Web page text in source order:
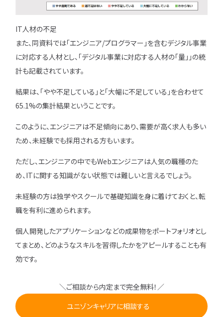
IT人材の不足
また、同資料では「エンジニア/プログラマー」を含むデジタル事業
に対応する人材とし、「デジタル事業に対応する人材の「量」」の統
計も記載されています。
結果は、「やや不足している」と「大幅に不足している」を合わせて
65.1%の集計結果ということです。
このように、エンジニアは不足傾向にあり、需要が高く求人も多い
ため、未経験でも採用される方もいます。
ただし、エンジニアの中でもWebエンジニアは人気の職種のた
め、ITに関する知識がない状態では難しいと言えるでしょう。
未経験の方は独学やスクールで基礎知識を身に着けておくと、転
職を有利に進められます。
個人開発したアプリケーションなどの成果物をポートフォリオとし
てまとめ、どのようなスキルを習得したかをアピールすることも有
効です。
＼ご相談から内定まで完全無料！／
ユニゾンキャリアに相談する